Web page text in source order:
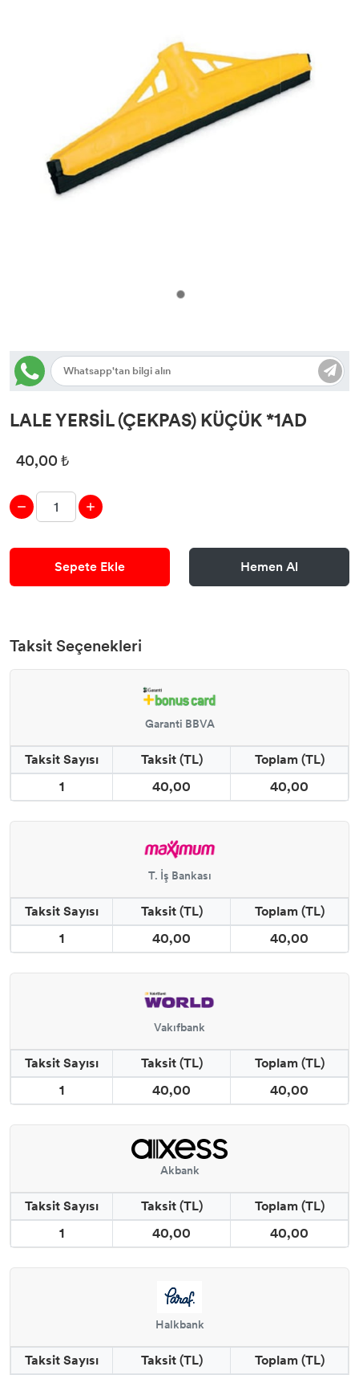
LALE YERSİL (ÇEKPAS) KÜÇÜK *1AD
40,00 ₺
Sepete Ekle Hemen Al
Taksit Seçenekleri
Garanti BBVA
Taksit Sayısı Taksit (TL)
Toplam (TL)
1
40,00 40,00
T. İş Bankası
Taksit Sayısı Taksit (TL)
Toplam (TL)
1
40,00 40,00
Vakıfbank
Taksit Sayısı Taksit (TL)
Toplam (TL)
1
40,00 40,00
Akbank
Taksit Sayısı Taksit (TL)
Toplam (TL)
1
40,00 40,00
Halkbank
Taksit Sayısı Taksit (TL)
Toplam (TL)